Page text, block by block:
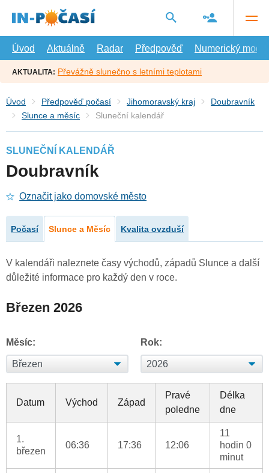
hlavní
Úvod
Aktuálně Radar Předpověď Numerický model
AKTUALITA: Převážně slunečno s letními teplotami
Úvod Předpověď počasí Jihomoravský kraj
Doubravník
Slunce a měsíc
Sluneční kalendář
SLUNEČNÍ KALENDÁŘ
Doubravník
Označit jako domovské město
Počasí Slunce a Měsíc Kvalita ovzduší
V kalendáři naleznete časy východů, západů Slunce a další
důležité informace pro každý den v roce.
Březen 2026
Měsíc: Rok:
Datum Východ Západ
Pravé
poledne
Délka
dne
1.
březen
06:36 17:36 12:06
11
hodin 0
minut